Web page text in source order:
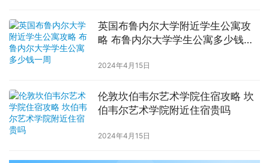
英国布鲁内尔大学附近学生公寓攻
略 布鲁内尔大学学生公寓多少钱一
2024年4月15日
伦敦坎伯韦尔艺术学院住宿攻略 坎
伯韦尔艺术学院附近住宿贵吗
2024年4月15日